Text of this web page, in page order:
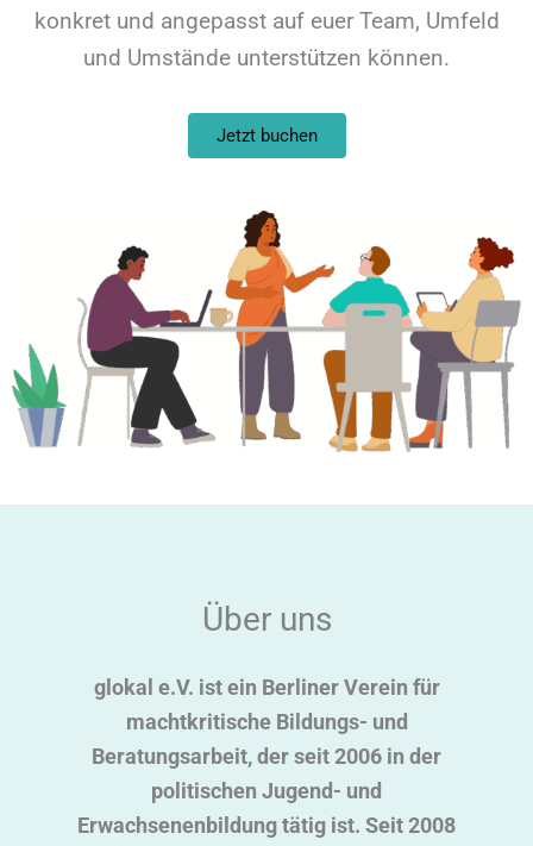
konkret und angepasst auf euer Team, Umfeld
und Umstände unterstützen können.
Jetzt buchen
Über uns
glokal e.V. ist ein Berliner Verein für
machtkritische Bildungs- und
Beratungsarbeit, der seit 2006 in der
politischen Jugend- und
Erwachsenenbildung tätig ist. Seit 2008